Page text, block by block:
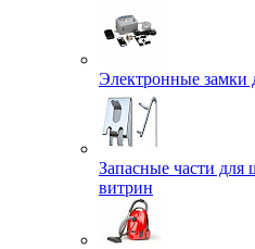
Электронные замки
Запасные части
витрин